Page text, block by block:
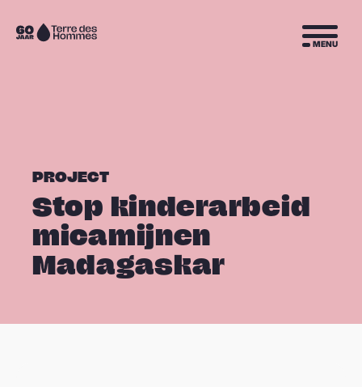
Sla navigatie over
Naar
MENU
PROJECT
Stop kinderarbeid
micamijnen
Madagaskar